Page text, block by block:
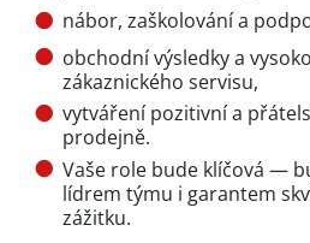
nábor, zaškolování a
obchodní výsledky a
zákaznického servisu,
vytváření pozitivní a
prodejně.
Vaše role bude klíčová —
lídrem týmu i garantem
zážitku.